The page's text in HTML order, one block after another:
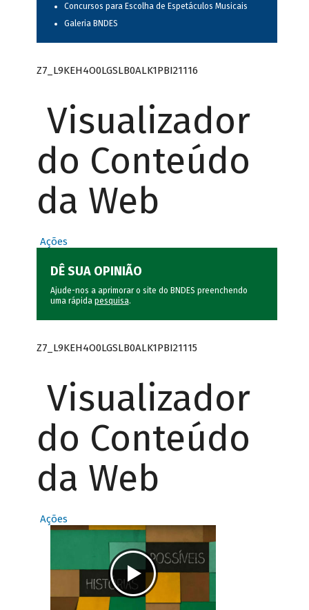
Concursos para Escolha de Espetáculos Musicais
Galeria BNDES
Z7_L9KEH4O0LGSLB0ALK1PBI21116
Visualizador
do Conteúdo
da Web
Ações
DÊ SUA OPINIÃO
Ajude-nos a aprimorar o site do BNDES preenchendo
uma rápida pesquisa.
Z7_L9KEH4O0LGSLB0ALK1PBI21115
Visualizador
do Conteúdo
da Web
Ações